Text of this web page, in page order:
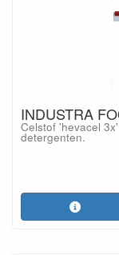
INDUSTRA
Celstof 'hevacel
detergenten.